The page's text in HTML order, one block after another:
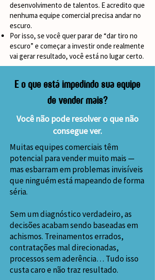
desenvolvimento de talentos. E acredito que
nenhuma equipe comercial precisa andar no
escuro.
Por isso, se você quer parar de “dar tiro no
escuro” e começar a investir onde realmente
vai gerar resultado, você está no lugar certo.
E o que está impedindo sua equipe
de vender mais?
Você não pode resolver o que não
consegue ver.
Muitas equipes comerciais têm
potencial para vender muito mais —
mas esbarram em problemas invisíveis
que ninguém está mapeando de forma
séria.
Sem um diagnóstico verdadeiro, as
decisões acabam sendo baseadas em
achismos. Treinamentos errados,
contratações mal direcionadas,
processos sem aderência… Tudo isso
custa caro e não traz resultado.